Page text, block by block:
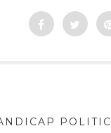
POLITIC